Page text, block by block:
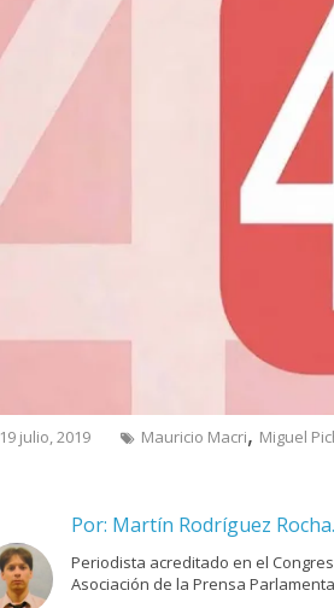
19 julio, 2019 Mauricio Macri, Miguel
Por: Martín Rodríguez Rocha.
Periodista acreditado en el
Asociación de la Prensa